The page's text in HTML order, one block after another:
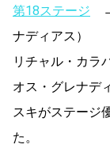
第18ステージ →
ナディアス）
リチャル・カラ
オス・グレナデ
スキがステージ
た。